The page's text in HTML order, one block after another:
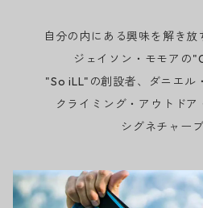
自分の内にある興味を解き放
ジェイソン・モモアの
"So iLL"の創設者、ダニエル
クライミング・アウトド
シグネチャー